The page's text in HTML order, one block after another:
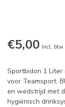
€5,00 Incl. btw
Sportbidon 1 Liter
voor Teamsport.
en wedstrijd met
hygiënisch